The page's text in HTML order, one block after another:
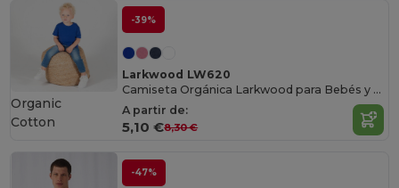
-39%
Larkwood LW620
Camiseta Orgánica Larkwood para Bebés y Niños
A partir de:
5,10 €8,30 €
Organic
Cotton
-47%